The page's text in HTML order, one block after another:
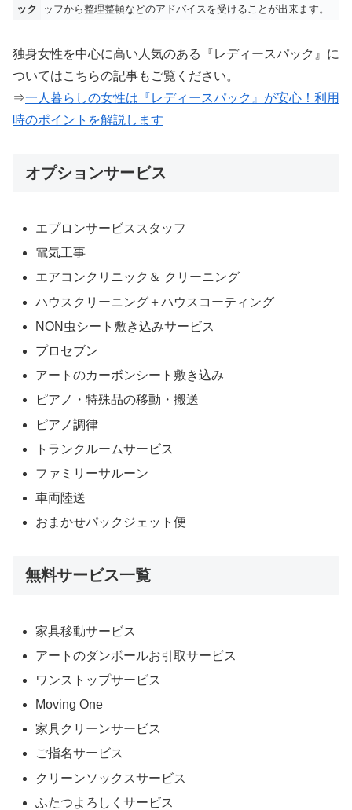
ック ッフから整理整頓などのアドバイスを受けることが出来ます。
独身女性を中心に高い人気のある『レディースパック』に
ついてはこちらの記事もご覧ください。
⇒一人暮らしの女性は『レディースパック』が安心！利用
時のポイントを解説します
オプションサービス
エプロンサービススタッフ
電気工事
エアコンクリニック＆ クリーニング
ハウスクリーニング＋ハウスコーティング
NON虫シート敷き込みサービス
プロセブン
アートのカーボンシート敷き込み
ピアノ・特殊品の移動・搬送
ピアノ調律
トランクルームサービス
ファミリーサルーン
車両陸送
おまかせパックジェット便
無料サービス一覧
家具移動サービス
アートのダンボールお引取サービス
ワンストップサービス
Moving One
家具クリーンサービス
ご指名サービス
クリーンソックスサービス
ふたつよろしくサービス